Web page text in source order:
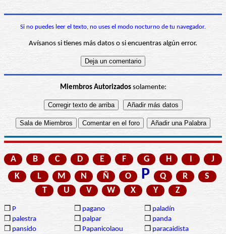
Si no puedes leer el texto, no uses el modo nocturno de tu navegador.
Avísanos si tienes más datos o si encuentras algún error.
Miembros Autorizadossolamente:
A B C D E F G H I
J
K
L M N Ñ O P Q R
S
T
U V W X Y Z
❒ P ❒ pagano ❒ paladín
❒ palestra ❒ palpar ❒ panda
❒ pansido ❒ Papanicolaou ❒ paracaidista